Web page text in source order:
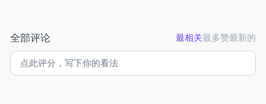
全部评论 最相关最多赞最新的